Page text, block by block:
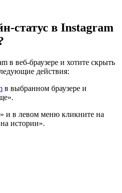
статус в Instagram
в веб-браузере и хотите скрыть
действия:
в выбранном браузере и
и в левом меню кликните на
истории».